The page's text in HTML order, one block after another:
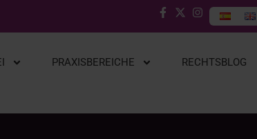
PRAXISBEREICHE RECHTSBLOG